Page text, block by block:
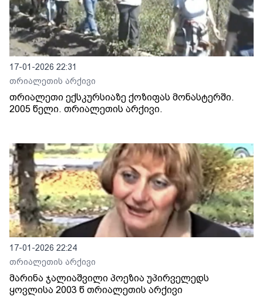
17-01-2026 22:31
თრიალეთის არქივი
თრიალეთი ექსკურსიაზე ქოზიფას მონასტერში.
2005 წელი. თრიალეთის არქივი.
17-01-2026 22:24
თრიალეთის არქივი
მარინა ჯალიაშვილი პოეზია უპირველედს
ყოვლისა 2003 წ თრიალეთის არქივი